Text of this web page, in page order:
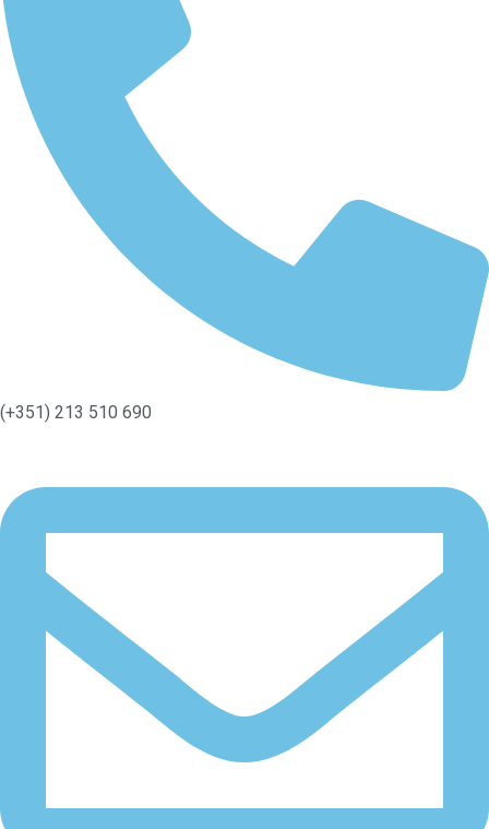
(+351) 213 510 690